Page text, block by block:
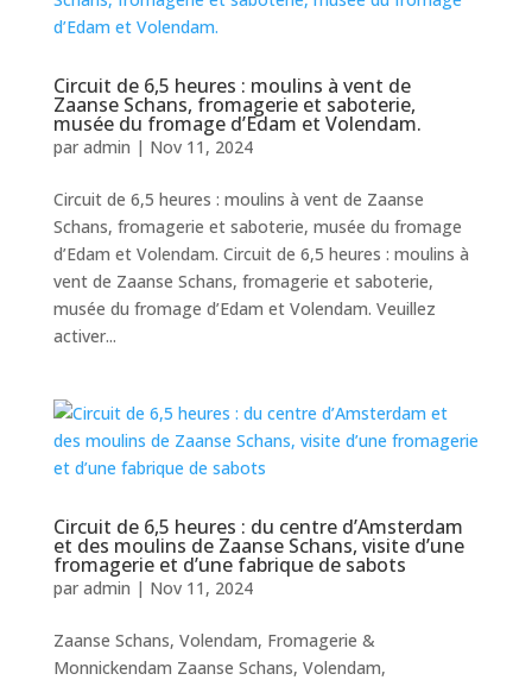
Circuit de 6,5 heures : moulins à vent de
Zaanse Schans, fromagerie et saboterie,
musée du fromage d’Edam et Volendam.
par admin | Nov 11, 2024
Circuit de 6,5 heures : moulins à vent de Zaanse
Schans, fromagerie et saboterie, musée du fromage
d’Edam et Volendam. Circuit de 6,5 heures : moulins à
vent de Zaanse Schans, fromagerie et saboterie,
musée du fromage d’Edam et Volendam. Veuillez
activer...
Circuit de 6,5 heures : du centre d’Amsterdam
et des moulins de Zaanse Schans, visite d’une
fromagerie et d’une fabrique de sabots
par admin | Nov 11, 2024
Zaanse Schans, Volendam, Fromagerie &
Monnickendam Zaanse Schans, Volendam,